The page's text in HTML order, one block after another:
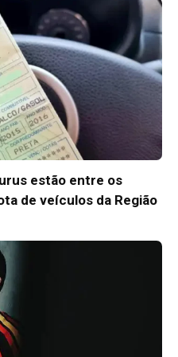
estão entre os
de veículos da Região